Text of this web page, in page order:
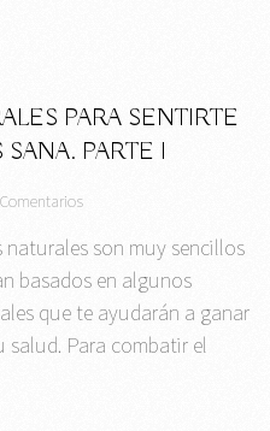
PARA SENTIRTE
PARTE I
naturales son muy sencillos
basados en algunos
que te ayudarán a ganar
salud. Para combatir el